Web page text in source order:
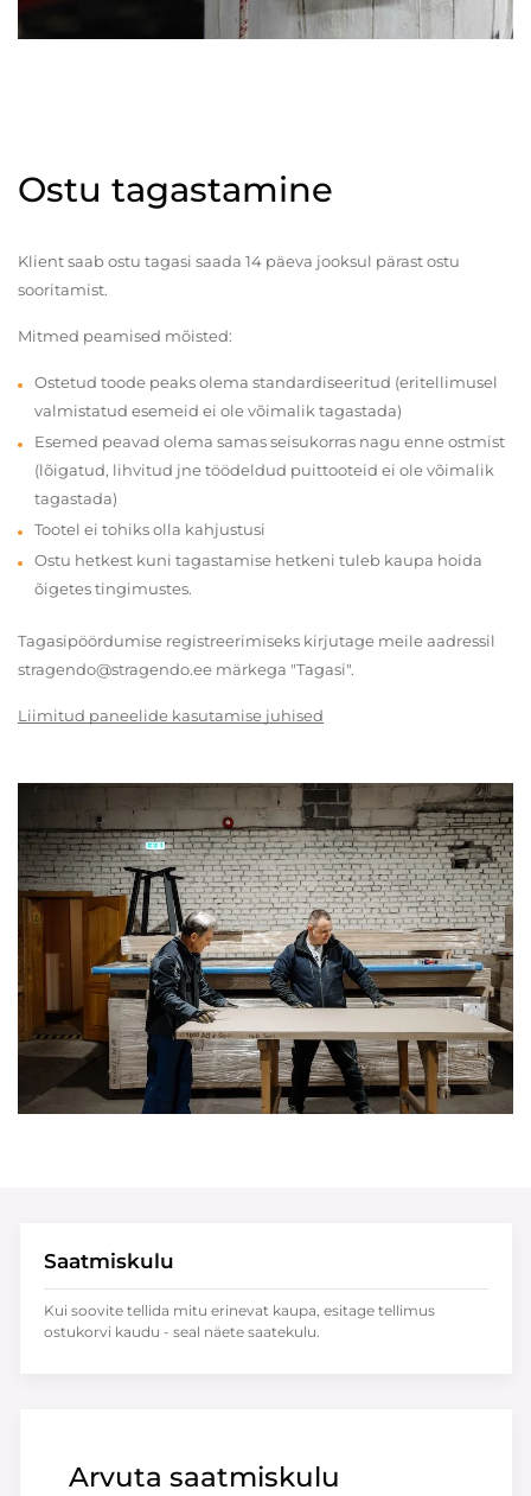
Ostu tagastamine
Klient saab ostu tagasi saada 14 päeva jooksul pärast ostu
sooritamist.
Mitmed peamised mõisted:
Ostetud toode peaks olema standardiseeritud (eritellimusel
valmistatud esemeid ei ole võimalik tagastada)
Esemed peavad olema samas seisukorras nagu enne ostmist
(lõigatud, lihvitud jne töödeldud puittooteid ei ole võimalik
tagastada)
Tootel ei tohiks olla kahjustusi
Ostu hetkest kuni tagastamise hetkeni tuleb kaupa hoida
õigetes tingimustes.
Tagasipöördumise registreerimiseks kirjutage meile aadressil
stragendo@stragendo.ee märkega "Tagasi".
Liimitud paneelide kasutamise juhised
Arvuta saatmiskulu
Saatmiskulu
Kui soovite tellida mitu erinevat kaupa, esitage tellimus
ostukorvi kaudu - seal näete saatekulu.